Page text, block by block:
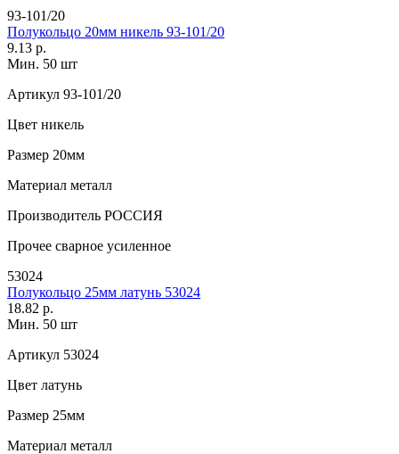
93-101/20
Полукольцо 20мм никель 93-101/20
9.13 р.
Мин. 50 шт
Артикул 93-101/20
Цвет никель
Размер 20мм
Материал металл
Производитель РОССИЯ
Прочее сварное усиленное
53024
Полукольцо 25мм латунь 53024
18.82 р.
Мин. 50 шт
Артикул 53024
Цвет латунь
Размер 25мм
Материал металл